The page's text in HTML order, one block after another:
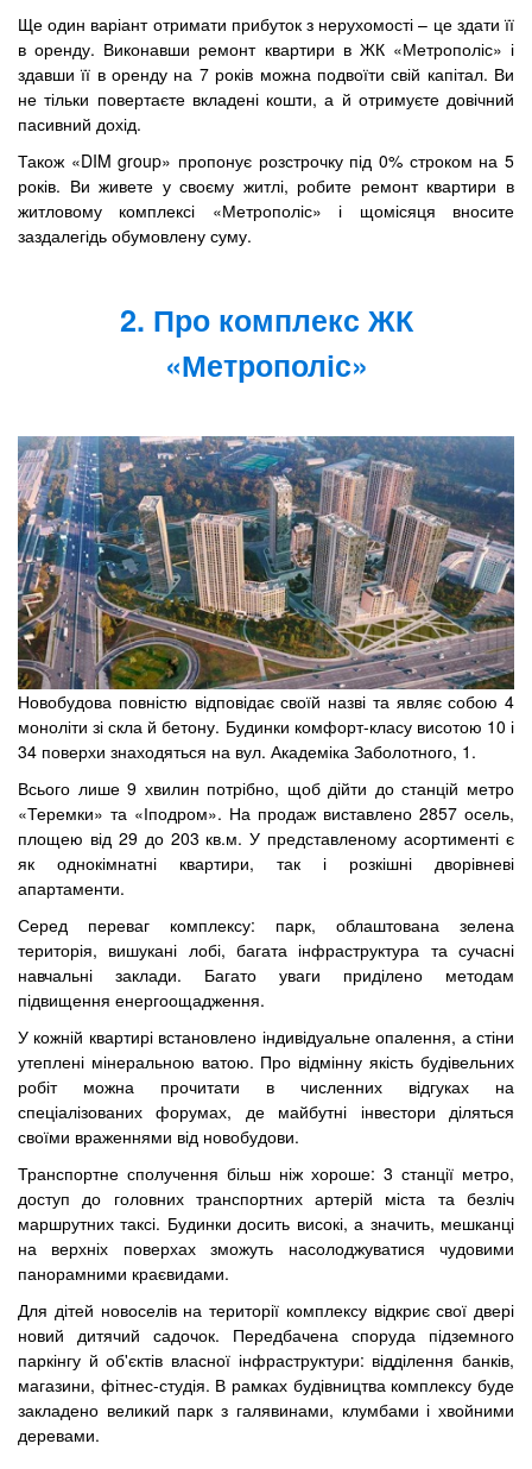
Ще один варіант отримати прибуток з нерухомості – це здати її
в оренду. Виконавши ремонт квартири в ЖК «Метрополіс» і
здавши її в оренду на 7 років можна подвоїти свій капітал. Ви
не тільки повертаєте вкладені кошти, а й отримуєте довічний
пасивний дохід.
Також «DIM group» пропонує розстрочку під 0% строком на 5
років. Ви живете у своєму житлі, робите ремонт квартири в
житловому комплексі «Метрополіс» і щомісяця вносите
заздалегідь обумовлену суму.
2. Про комплекс ЖК
«Метрополіс»
Новобудова повністю відповідає своїй назві та являє собою 4
моноліти зі скла й бетону. Будинки комфорт-класу висотою 10 і
34 поверхи знаходяться на вул. Академіка Заболотного, 1.
Всього лише 9 хвилин потрібно, щоб дійти до станцій метро
«Теремки» та «Іподром». На продаж виставлено 2857 осель,
площею від 29 до 203 кв.м. У представленому асортименті є
як однокімнатні квартири, так і розкішні дворівневі
апартаменти.
Серед переваг комплексу: парк, облаштована зелена
територія, вишукані лобі, багата інфраструктура та сучасні
навчальні заклади. Багато уваги приділено методам
підвищення енергоощадження.
У кожній квартирі встановлено індивідуальне опалення, а стіни
утеплені мінеральною ватою. Про відмінну якість будівельних
робіт можна прочитати в численних відгуках на
спеціалізованих форумах, де майбутні інвестори діляться
своїми враженнями від новобудови.
Транспортне сполучення більш ніж хороше: 3 станції метро,
доступ до головних транспортних артерій міста та безліч
маршрутних таксі. Будинки досить високі, а значить, мешканці
на верхніх поверхах зможуть насолоджуватися чудовими
панорамними краєвидами.
Для дітей новоселів на території комплексу відкриє свої двері
новий дитячий садочок. Передбачена споруда підземного
паркінгу й об'єктів власної інфраструктури: відділення банків,
магазини, фітнес-студія. В рамках будівництва комплексу буде
закладено великий парк з галявинами, клумбами і хвойними
деревами.